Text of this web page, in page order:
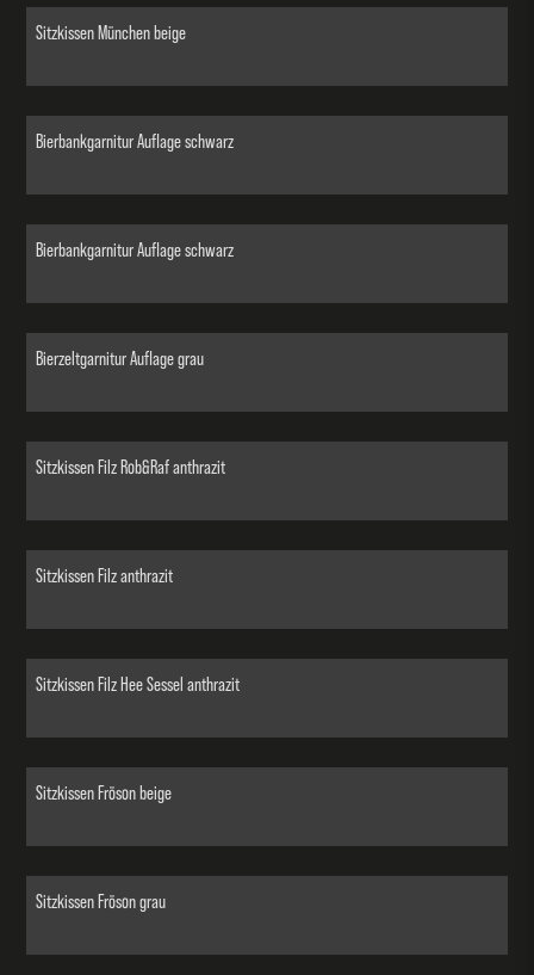
Sitzkissen München beige
Bierbankgarnitur Auflage schwarz
Bierbankgarnitur Auflage schwarz
Bierzeltgarnitur Auflage grau
Sitzkissen Filz Rob&Raf anthrazit
Sitzkissen Filz anthrazit
Sitzkissen Filz Hee Sessel anthrazit
Sitzkissen Fröson beige
Sitzkissen Fröson grau